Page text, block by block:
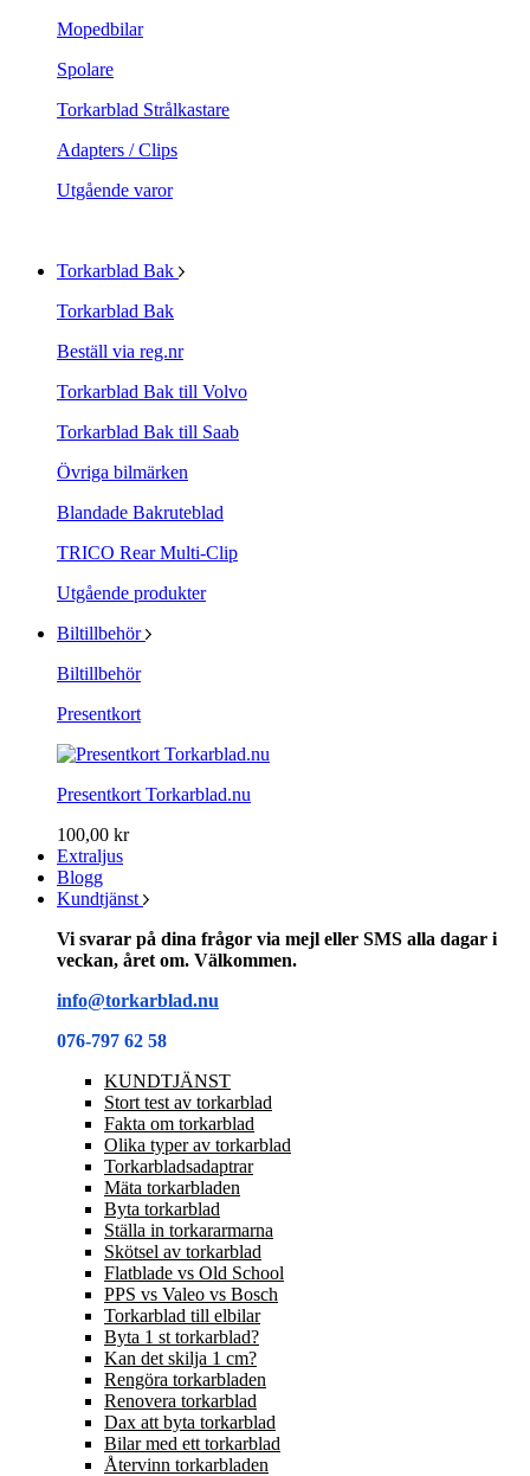
Mopedbilar
Spolare
Torkarblad Strålkastare
Adapters / Clips
Utgående varor
Torkarblad Bak
Torkarblad Bak
Beställ via reg.nr
Torkarblad Bak till Volvo
Torkarblad Bak till Saab
Övriga bilmärken
Blandade Bakruteblad
TRICO Rear Multi-Clip
Utgående produkter
Biltillbehör
Biltillbehör
Presentkort
Presentkort Torkarblad.nu
100,00 kr
Extraljus
Blogg
Kundtjänst
Vi svarar på dina frågor via mejl eller SMS alla dagar i
veckan, året om. Välkommen.
info@torkarblad.nu
076-797 62 58
KUNDTJÄNST
Stort test av torkarblad
Fakta om torkarblad
Olika typer av torkarblad
Torkarbladsadaptrar
Mäta torkarbladen
Byta torkarblad
Ställa in torkararmarna
Skötsel av torkarblad
Flatblade vs Old School
PPS vs Valeo vs Bosch
Torkarblad till elbilar
Byta 1 st torkarblad?
Kan det skilja 1 cm?
Rengöra torkarbladen
Renovera torkarblad
Dax att byta torkarblad
Bilar med ett torkarblad
Återvinn torkarbladen